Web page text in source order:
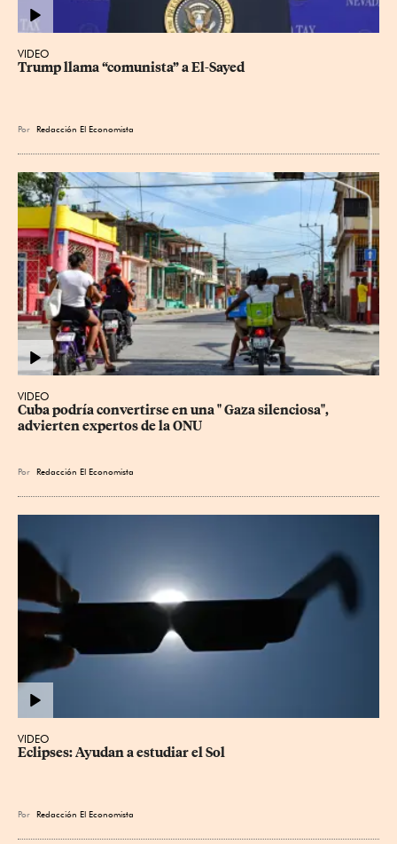
VIDEO
Trump llama “comunista” a El-Sayed
Por Redacción El Economista
VIDEO
Cuba podría convertirse en una " Gaza silenciosa",
advierten expertos de la ONU
Por Redacción El Economista
VIDEO
Eclipses: Ayudan a estudiar el Sol
Por Redacción El Economista